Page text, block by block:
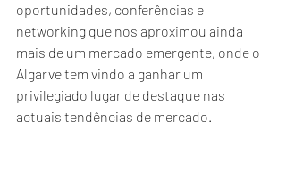
oportunidades, conferências e
networking que nos aproximou ainda
mais de um mercado emergente, onde o
Algarve tem vindo a ganhar um
privilegiado lugar de destaque nas
actuais tendências de mercado.